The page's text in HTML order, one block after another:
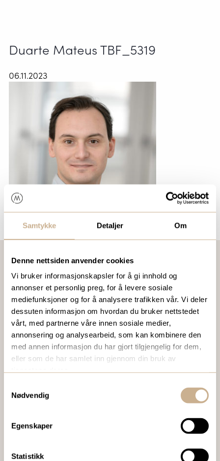
Samtykke Detaljer Om
Denne nettsiden anvender cookies
Vi bruker informasjonskapsler for å gi innhold og
annonser et personlig preg, for å levere sosiale
mediefunksjoner og for å analysere trafikken vår. Vi deler
dessuten informasjon om hvordan du bruker nettstedet
vårt, med partnerne våre innen sosiale medier,
annonsering og analysearbeid, som kan kombinere den
med annen informasjon du har gjort tilgjengelig for dem,
eller som de har samlet inn gjennom din bruk av
Nødvendig
Egenskaper
Statistikk
Duarte Mateus TBF_5319
06.11.2023
VIL DU VITE MER OM VÅRE PRODUKTER?
Ta kontakt med en av våre medarbeidere, eller send en e-
post tilortomedic@ortomedic.no
Ta kontakt
To ganger i året sender vi ut vårt gratis kundemagasin
og mikroskopi.
Bestill Ortomedia